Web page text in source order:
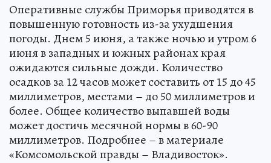
Оперативные службы Приморья приводятся в
повышенную готовность из-за ухудшения
погоды. Днем 5 июня, а также ночью и утром 6
июня в западных и южных районах края
ожидаются сильные дожди. Количество
осадков за 12 часов может составить от 15 до 45
миллиметров, местами – до 50 миллиметров и
более. Общее количество выпавшей воды
может достичь месячной нормы в 60-90
миллиметров. Подробнее – в материале
«Комсомольской правды – Владивосток».